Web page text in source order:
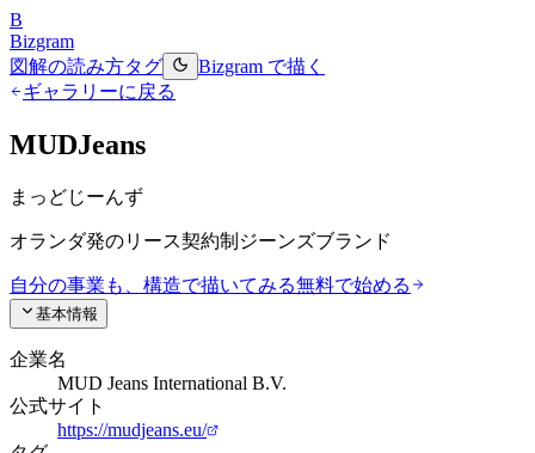
B
Bizgram
図解の読み方タグ
Bizgram で描く
ギャラリーに戻る
MUDJeans
まっどじーんず
オランダ発のリース契約制ジーンズブランド
自分の事業も、構造で描いてみる無料で始める
基本情報
企業名
MUD Jeans International B.V.
公式サイト
https://mudjeans.eu/